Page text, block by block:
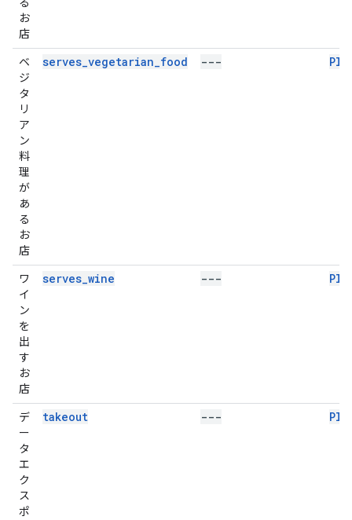
お
店
ベ
ジ
タ
リ
ア
ン
料
理
が
あ
る
お
店
serves_vegetarian_food ---
ワ
イ
ン
を
出
す
お
店
serves_wine ---
デ
ー
タ
エ
ク
ス
ポ
takeout ---